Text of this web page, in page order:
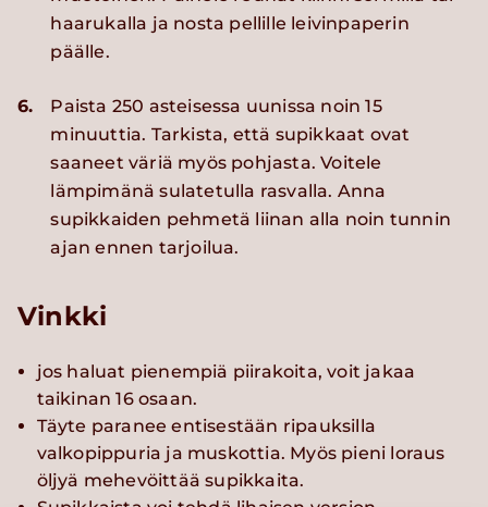
haarukalla ja nosta pellille leivinpaperin
päälle.
6.
Paista 250 asteisessa uunissa noin 15
minuuttia. Tarkista, että supikkaat ovat
saaneet väriä myös pohjasta. Voitele
lämpimänä sulatetulla rasvalla. Anna
supikkaiden pehmetä liinan alla noin tunnin
ajan ennen tarjoilua.
Vinkki
jos haluat pienempiä piirakoita, voit jakaa
taikinan 16 osaan.
Täyte paranee entisestään ripauksilla
valkopippuria ja muskottia. Myös pieni loraus
öljyä mehevöittää supikkaita.